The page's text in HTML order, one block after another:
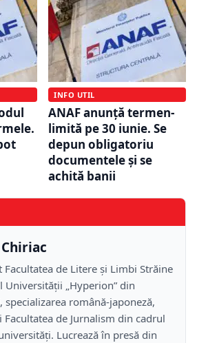
INFO UTIL
ANAF anunță termen-
limită pe 30 iunie. Se
depun obligatoriu
documentele și se
achită banii
Facultatea de Litere și Limbi Străine
Universității „Hyperion” din
specializarea română-japoneză,
Facultatea de Jurnalism din cadrul
Lucrează în presă din